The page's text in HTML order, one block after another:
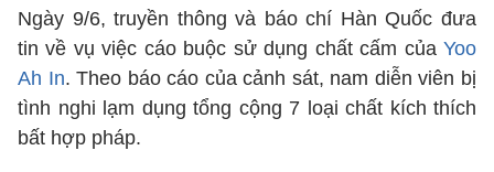
Ngày 9/6, truyền thông và báo chí Hàn Quốc đưa
tin về vụ việc cáo buộc sử dụng chất cấm của Yoo
Ah In. Theo báo cáo của cảnh sát, nam diễn viên bị
tình nghi lạm dụng tổng cộng 7 loại chất kích thích
bất hợp pháp.